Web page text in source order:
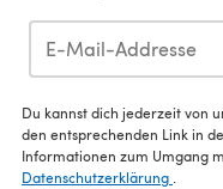
Du kannst dich jederzeit von
den entsprechenden Link in
Informationen zum Umgang
Datenschutzerklärung